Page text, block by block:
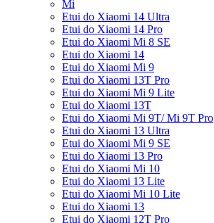
Mi
Etui do Xiaomi 14 Ultra
Etui do Xiaomi 14 Pro
Etui do Xiaomi Mi 8 SE
Etui do Xiaomi 14
Etui do Xiaomi Mi 9
Etui do Xiaomi 13T Pro
Etui do Xiaomi Mi 9 Lite
Etui do Xiaomi 13T
Etui do Xiaomi Mi 9T/ Mi 9T Pro
Etui do Xiaomi 13 Ultra
Etui do Xiaomi Mi 9 SE
Etui do Xiaomi 13 Pro
Etui do Xiaomi Mi 10
Etui do Xiaomi 13 Lite
Etui do Xiaomi Mi 10 Lite
Etui do Xiaomi 13
Etui do Xiaomi 12T Pro